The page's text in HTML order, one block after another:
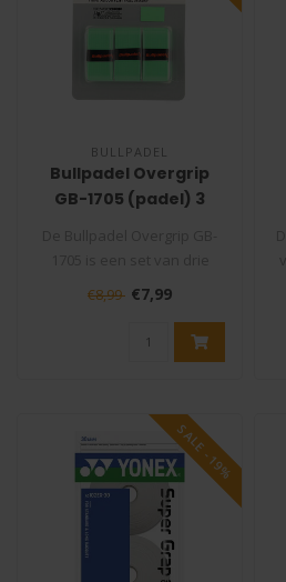
BULLPADEL
Bullpadel Overgrip
GB-1705 (padel) 3
overgrips speciaal voor
padelr..
€8,99 €7,99
SALE -19%